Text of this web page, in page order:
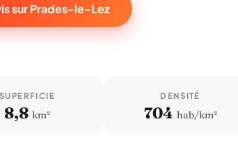
sur Prades-le-Lez
SUPERFICIE
8,8 km²
DENSITÉ
704 hab/km²